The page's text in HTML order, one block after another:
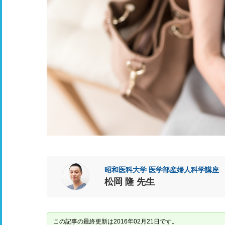
昭和医科大学 医学部産婦人科学講座
松岡 隆 先生
この記事の最終更新は2016年02月21日です。